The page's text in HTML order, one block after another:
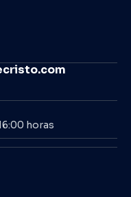
horas